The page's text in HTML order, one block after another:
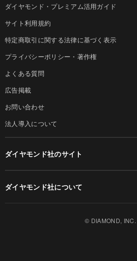
ダイヤモンド・プレミアム活用ガイド
サイト利用規約
特定商取引に関する法律に基づく表示
プライバシーポリシー・著作権
よくある質問
広告掲載
お問い合わせ
法人導入について
ダイヤモンド社のサイト
ダイヤモンド社について
© DIAMOND, INC.